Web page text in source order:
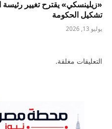
«زيلينسكي» يقترح تغيير رئيسة
تشكيل الحكومة
يوليو 13, 2026
التعليقات مغلقة.